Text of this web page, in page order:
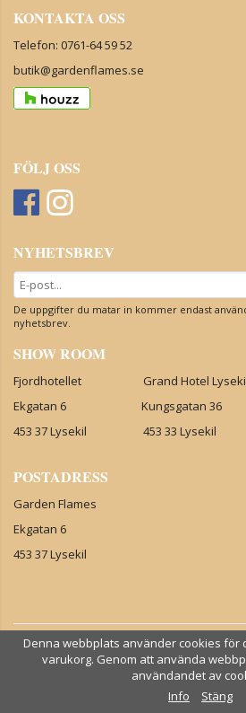
KONTAKTA OSS
Telefon: 0761-64 59 52
butik@gardenflames.se
FÖLJ OSS
NYHETSBREV
De uppgifter du matar in kommer endast
nyhetsbrev.
SHOW ROOM
Fjordhotellet Grand Hotel
Ekgatan 6 Kungsgatan 36
453 37 Lysekil 453 33 Lysekil
POSTADRESS
Garden Flames
Ekgatan 6
453 37 Lysekil
Denna webbplats använder cookies för
varukorg. Genom att använda
användandet av
Info
Stäng